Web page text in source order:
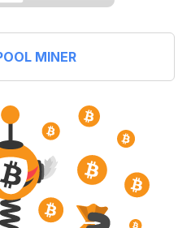
MINER